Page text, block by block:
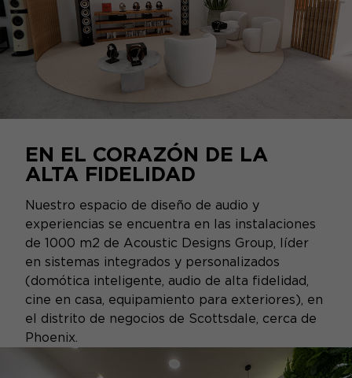
EN EL CORAZÓN DE LA
ALTA FIDELIDAD
Nuestro espacio de diseño de audio y
experiencias se encuentra en las instalaciones
de 1000 m2 de Acoustic Designs Group, líder
en sistemas integrados y personalizados
(domótica inteligente, audio de alta fidelidad,
cine en casa, equipamiento para exteriores), en
el distrito de negocios de Scottsdale, cerca de
Phoenix.